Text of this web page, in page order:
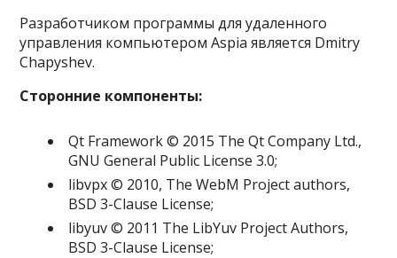
Разработчиком программы для удаленного
управления компьютером Aspia является Dmitry
Chapyshev.
Сторонние компоненты:
Qt Framework © 2015 The Qt Company Ltd.,
GNU General Public License 3.0;
libvpx © 2010, The WebM Project authors,
BSD 3-Clause License;
libyuv © 2011 The LibYuv Project Authors,
BSD 3-Clause License;